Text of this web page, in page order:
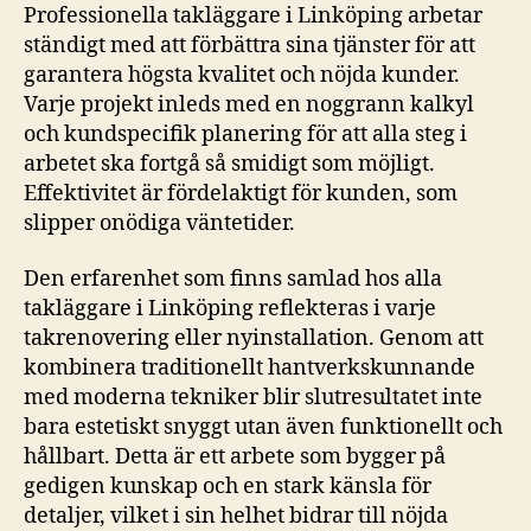
Professionella takläggare i Linköping arbetar
ständigt med att förbättra sina tjänster för att
garantera högsta kvalitet och nöjda kunder.
Varje projekt inleds med en noggrann kalkyl
och kundspecifik planering för att alla steg i
arbetet ska fortgå så smidigt som möjligt.
Effektivitet är fördelaktigt för kunden, som
slipper onödiga väntetider.
Den erfarenhet som finns samlad hos alla
takläggare i Linköping reflekteras i varje
takrenovering eller nyinstallation. Genom att
kombinera traditionellt hantverkskunnande
med moderna tekniker blir slutresultatet inte
bara estetiskt snyggt utan även funktionellt och
hållbart. Detta är ett arbete som bygger på
gedigen kunskap och en stark känsla för
detaljer, vilket i sin helhet bidrar till nöjda